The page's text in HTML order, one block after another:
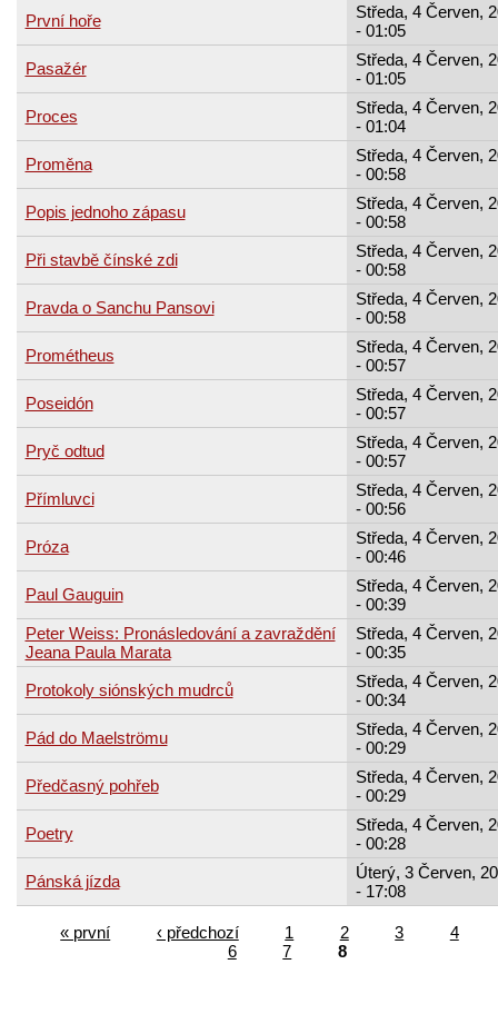
První hoře
Středa, 4 Červen,
- 01:05
Pasažér
Středa, 4 Červen,
- 01:05
Proces
Středa, 4 Červen,
- 01:04
Proměna
Středa, 4 Červen,
- 00:58
Popis jednoho zápasu
Středa, 4 Červen,
- 00:58
Při stavbě čínské zdi
Středa, 4 Červen,
- 00:58
Pravda o Sanchu Pansovi
Středa, 4 Červen,
- 00:58
Prométheus
Středa, 4 Červen,
- 00:57
Poseidón
Středa, 4 Červen,
- 00:57
Pryč odtud
Středa, 4 Červen,
- 00:57
Přímluvci
Středa, 4 Červen,
- 00:56
Próza
Středa, 4 Červen,
- 00:46
Paul Gauguin
Středa, 4 Červen,
- 00:39
Peter Weiss: Pronásledování a zavraždění
Jeana Paula Marata
Středa, 4 Červen,
- 00:35
Protokoly siónských mudrců
Středa, 4 Červen,
- 00:34
Pád do Maelströmu
Středa, 4 Červen,
- 00:29
Předčasný pohřeb
Středa, 4 Červen,
- 00:29
Poetry
Středa, 4 Červen,
- 00:28
Pánská jízda
Úterý, 3 Červen,
- 17:08
« první ‹ předchozí 1 2 3
4
6
7 8